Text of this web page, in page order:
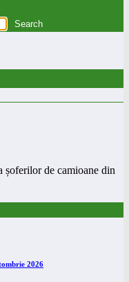
șoferilor de camioane din
2026